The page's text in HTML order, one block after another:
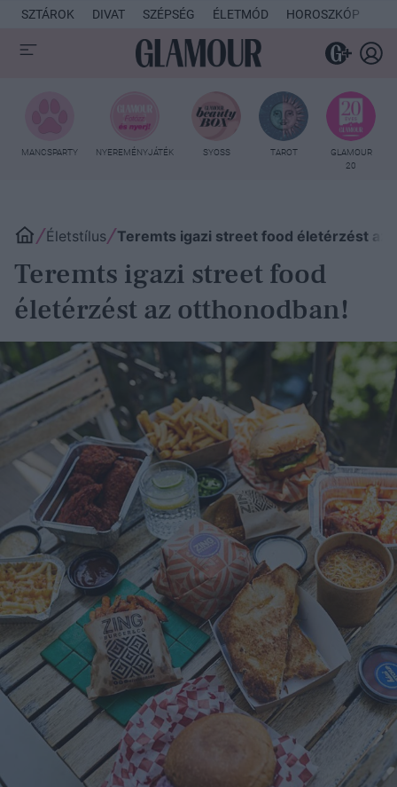
SZTÁROK DIVAT SZÉPSÉG ÉLETMÓD HOROSZKÓP
MANCSPARTY NYEREMÉNYJÁTÉK SYOSS TAROT
GLAMOUR
20
Életstílus Teremts igazi street food életérzést az
Teremts igazi street food
életérzést az otthonodban!